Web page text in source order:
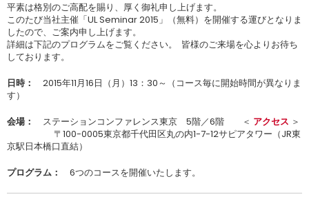
平素は格別のご高配を賜り、厚く御礼申し上げます。
このたび当社主催「UL Seminar 2015」（無料）を開催する運びとなりま
したので、ご案内申し上げます。
詳細は下記のプログラムをご覧ください。 皆様のご来場を心よりお待ち
しております。
日時： 2015年11月16日（月）13：30～（コース毎に開始時間が異なりま
す）
会場： ステーションコンファレンス東京 5階／6階 ＜ アクセス ＞
〒100-0005東京都千代田区丸の内1-7-12サピアタワー（JR東
京駅日本橋口直結）
プログラム： 6つのコースを開催いたします。